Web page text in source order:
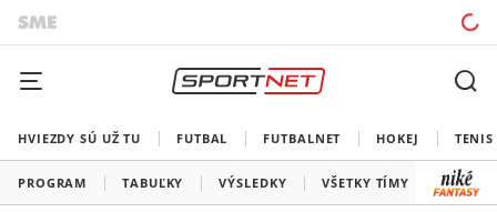
HVIEZDY SÚ UŽ TU FUTBAL FUTBALNET HOKEJ TENIS
PROGRAM TABUĽKY VÝSLEDKY VŠETKY TÍMY